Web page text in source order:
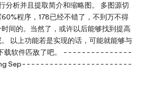
分析并且提取简介和缩略图。 多图源切
程序，178已经不错了，不到万不得
间的。当然了，或许以后能够找到提高
以上功能若是实现的话，可能就能够与
下载软件匹敌了吧。 ---------------
Sep------------------------